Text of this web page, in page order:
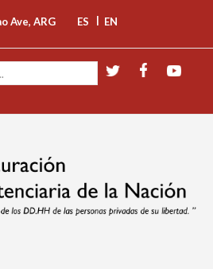
Ave, ARG ES | EN